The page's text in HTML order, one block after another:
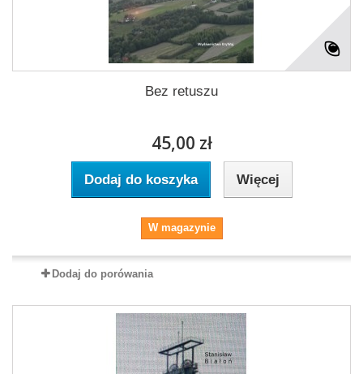
Bez retuszu
45,00 zł
Dodaj do koszyka Więcej
W magazynie
Dodaj do porówania